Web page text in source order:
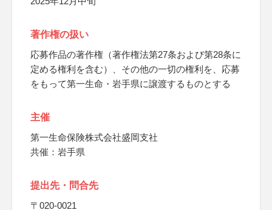
著作権の扱い
応募作品の著作権（著作権法第27条および第28条に
定める権利を含む）、その他の一切の権利を、応募
をもって第一生命・岩手県に譲渡するものとする
主催
第一生命保険株式会社盛岡支社
共催：岩手県
提出先・問合先
〒020-0021